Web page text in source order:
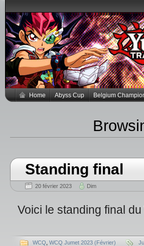
Home Abyss Cup Belgium
Standing final
20 février 2023 Dim
Voici le standing final
WCQ WCQ Jumet 2023 (Février)